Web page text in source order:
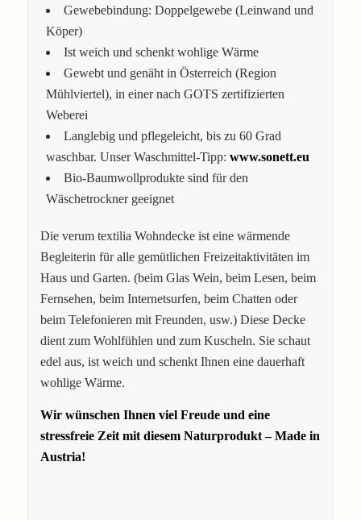
Gewebebindung: Doppelgewebe (Leinwand und
Köper)
Ist weich und schenkt wohlige Wärme
Gewebt und genäht in Österreich (Region
Mühlviertel), in einer nach GOTS zertifizierten
Weberei
Langlebig und pflegeleicht, bis zu 60 Grad
waschbar. Unser Waschmittel-Tipp: www.sonett.eu
Bio-Baumwollprodukte sind für den
Wäschetrockner geeignet
Die verum textilia Wohndecke ist eine wärmende
Begleiterin für alle gemütlichen Freizeitaktivitäten im
Haus und Garten. (beim Glas Wein, beim Lesen, beim
Fernsehen, beim Internetsurfen, beim Chatten oder
beim Telefonieren mit Freunden, usw.) Diese Decke
dient zum Wohlfühlen und zum Kuscheln. Sie schaut
edel aus, ist weich und schenkt Ihnen eine dauerhaft
wohlige Wärme.
Wir wünschen Ihnen viel Freude und eine
stressfreie Zeit mit diesem Naturprodukt – Made in
Austria!